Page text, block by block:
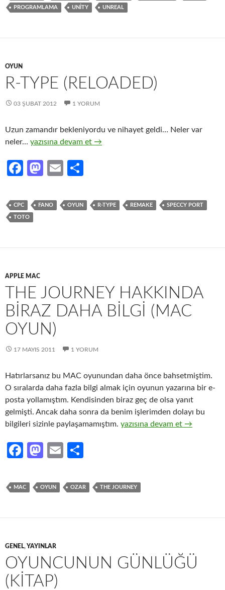
o
k
d
n
e
PROGRAMLAMA UNITY UNREAL
OYUN
R-TYPE (RELOADED)
03 ŞUBAT 2012 1 YORUM
Uzun zamandır bekleniyordu ve nihayet geldi… Neler var
neler… R-TYPE (reloaded)
yazısına devam et →
Fa
b
o
k
M
to
n
E
ail ar
CPC FANO OYUN R-TYPE REMAKE SPECCY PORT
TOTO
APPLE MAC
THE JOURNEY HAKKINDA
BIRAZ DAHA BILGI (MAC
OYUN)
17 MAYIS 2011 1 YORUM
Hatırlarsanız bu MAC oyunundan daha önce bahsetmiştim.
O sıralarda daha fazla bilgi almak için oyunun yazarına bir e-
posta yollamıştım. Kendisinden biraz geç de olsa yanıt
gelmişti. Ancak daha sonra da benim işlerimden dolayı bu
bilgileri sizinle paylaşamamıştım. The Journey Hakkında Biraz
yazısına devam et →
Fa
b
o
M
to
o
E
ail ar
MAC OYUN OZAR THE JOURNEY
GENEL,YAYINLAR
OYUNCUNUN GÜNLÜĞÜ
(KITAP)